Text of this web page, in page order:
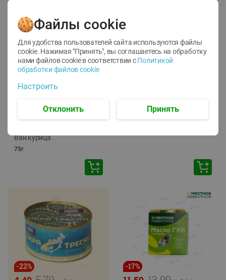
12
1.05 руб./
руб./шт
Корм влаж. для кош. с
Ван курица
75г
ТОФУ Vegetus ТВЕРДЫЙ
-22% -17%
Файлы cookie
Для удобства пользователей сайта используются файлы
cookie. Нажимая "Принять", вы соглашаетесь на обработку
нами файлов cookie в соответствии с Политикой
обработки файлов cookie
Настроить
Отклонить Принять